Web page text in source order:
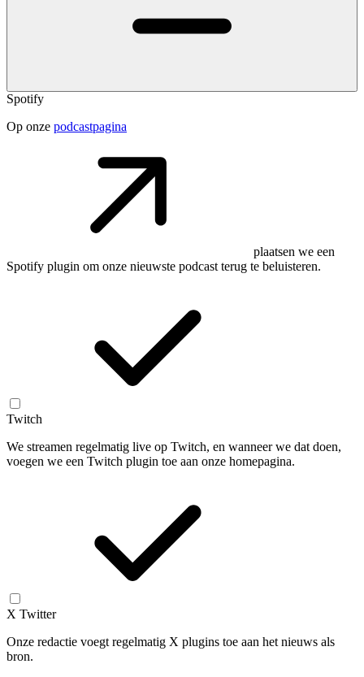
Spotify
Op onze podcastpagina
plaatsen we een
Spotify plugin om onze nieuwste podcast terug te beluisteren.
Twitch
We streamen regelmatig live op Twitch, en wanneer we dat doen,
voegen we een Twitch plugin toe aan onze homepagina.
X Twitter
Onze redactie voegt regelmatig X plugins toe aan het nieuws als
bron.